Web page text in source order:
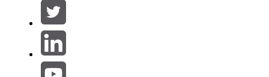
Produktområde